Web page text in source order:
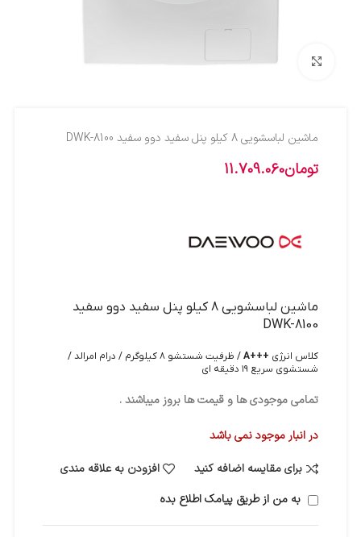
بزرگنمایی تصویر
ماشين لباسشويي 8 کيلو پنل سفيد دوو سفيد DWK-8100
تومان11.709.060
ماشين لباسشويي 8 کيلو پنل سفيد دوو سفيد
DWK-8100
کلاس انرژی +++A
/ ظرفیت شستشو ۸ کیلوگرم / درام امرالد /
شستشوی سریع ۱۹ دقیقه ای
تمامی موجودی ها و قیمت ها بروز میباشند .
در انبار موجود نمی باشد
برای مقایسه اضافه کنید
افزودن به علاقه مندی
به من از طریق پیامک اطلاع بده